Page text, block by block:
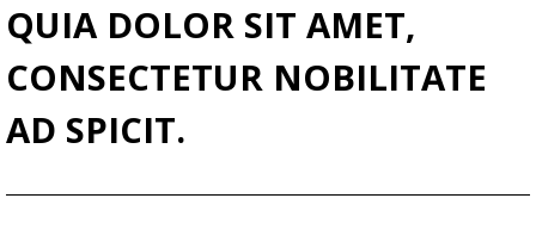
QUIA DOLOR SIT AMET,
CONSECTETUR NOBILITATE
AD SPICIT.